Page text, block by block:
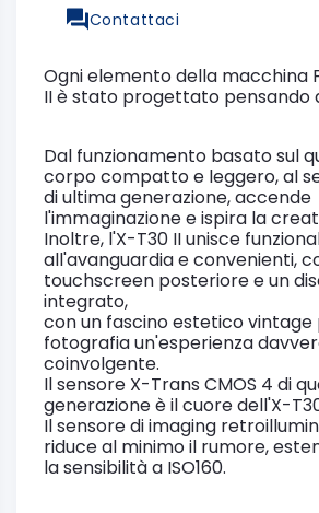
Contattaci
Ogni elemento della macchina
II è stato progettato pensando
Dal funzionamento basato sul
corpo compatto e leggero, al
di ultima generazione, accende
l'immaginazione e ispira la
Inoltre, l'X-T30 II unisce
all'avanguardia e convenienti,
touchscreen posteriore e un
integrato,
con un fascino estetico
fotografia un'esperienza
coinvolgente.
Il sensore X-Trans CMOS 4 di
generazione è il cuore dell'X-
Il sensore di imaging
riduce al minimo il rumore,
la sensibilità a ISO160.